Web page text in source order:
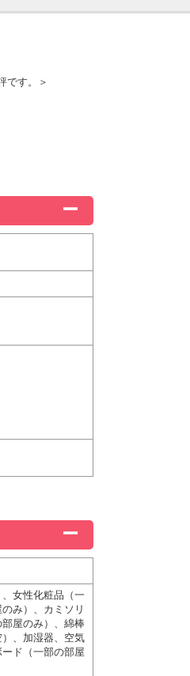
です。＞
女性化粧品（一
み）、カミソリ
屋のみ）、綿棒
、加湿器、空気
ド（一部の部屋